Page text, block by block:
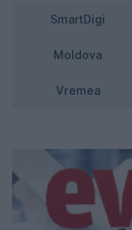
SmartDigi
Moldova
Vremea